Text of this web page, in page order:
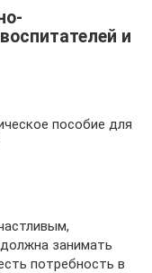
и
пособие для
занимать
потребность в